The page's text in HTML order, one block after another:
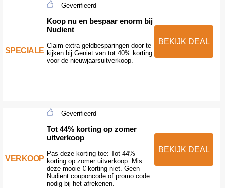
SPECIALE
Geverifieerd
Koop nu en bespaar enorm bij
Nudient
Claim extra geldbesparingen door te
kijken bij Geniet van tot 40% korting
voor de nieuwjaarsuitverkoop.
BEKIJK DEAL
VERKOOP
Geverifieerd
Tot 44% korting op zomer
uitverkoop
Pas deze korting toe: Tot 44%
korting op zomer uitverkoop. Mis
deze mooie € korting niet. Geen
Nudient couponcode of promo code
nodig bij het afrekenen.
BEKIJK DEAL